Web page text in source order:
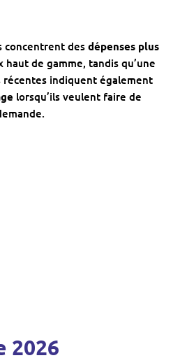
concentrent des dépenses plus
de gamme, tandis qu’une
récentes indiquent également
lorsqu’ils veulent faire de
2026